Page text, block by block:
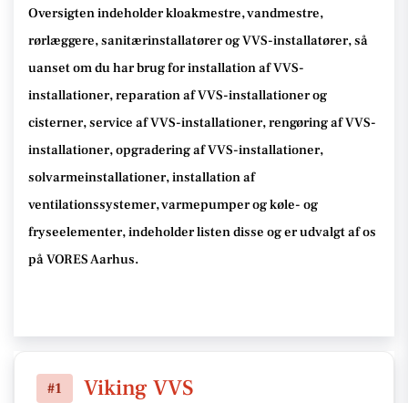
Oversigten indeholder kloakmestre, vandmestre,
rørlæggere, sanitærinstallatører og VVS-installatører, så
uanset om du har brug for installation af VVS-
installationer, reparation af VVS-installationer og
cisterner, service af VVS-installationer, rengøring af VVS-
installationer, opgradering af VVS-installationer,
solvarmeinstallationer, installation af
ventilationssystemer, varmepumper og køle- og
fryseelementer, indeholder listen disse og er udvalgt af os
på VORES Aarhus.
#1 Viking VVS